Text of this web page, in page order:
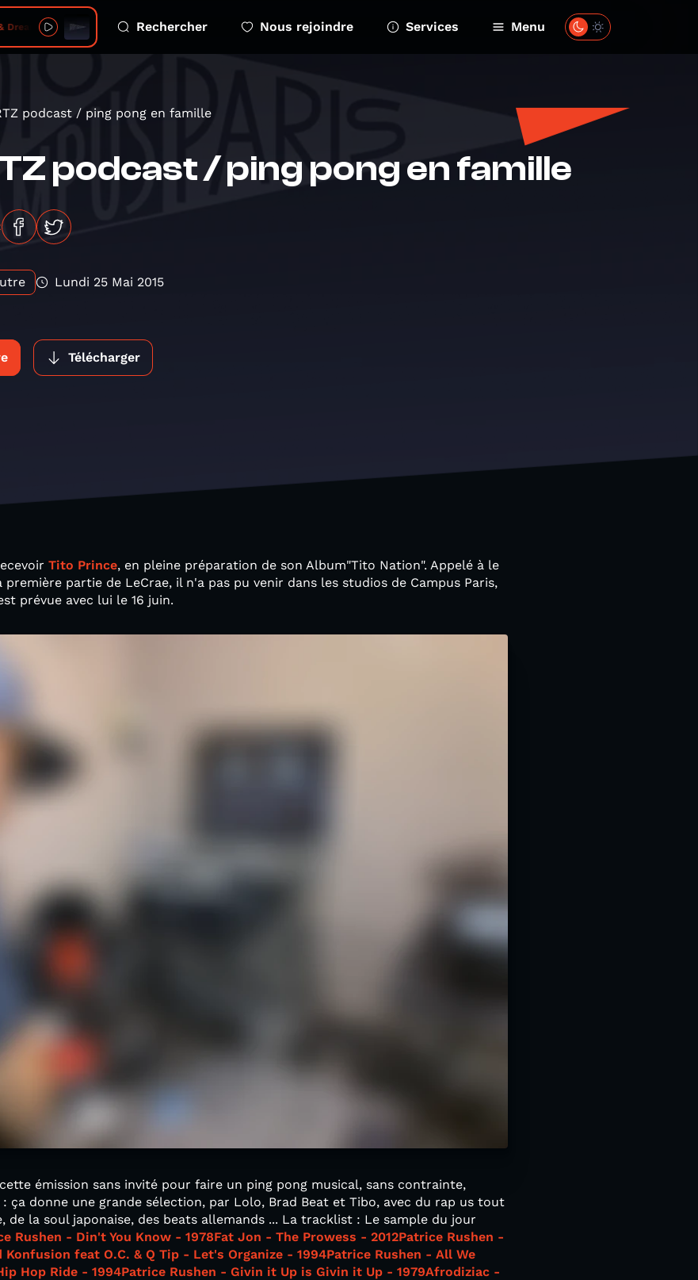
2026-08-06 - s05 e04 free greenland kalaallit nunaat
Rechercher Nous rejoindre Services Menu
podcast / ping pong en famille
podcast / ping pong en famille
Lundi 25 Mai 2015
Télécharger
Tito Prince, en pleine préparation de son Album"Tito Nation". Appelé à le
partie de LeCrae, il n'a pas pu venir dans les studios de Campus Paris,
prévue avec lui le 16 juin.
émission sans invité pour faire un ping pong musical, sans contrainte,
ça donne une grande sélection, par Lolo, Brad Beat et Tibo, avec du rap us tout
de la soul japonaise, des beats allemands ... La tracklist : Le sample du jour
Rushen - Din't You Know - 1978Fat Jon - The Prowess - 2012Patrice Rushen -
Konfusion feat O.C. & Q Tip - Let's Organize - 1994Patrice Rushen - All We
Hop Ride - 1994Patrice Rushen - Givin it Up is Givin it Up - 1979Afrodiziac -